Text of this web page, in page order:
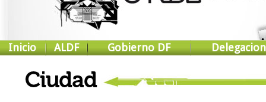
Inicio ALDF Gobierno DF